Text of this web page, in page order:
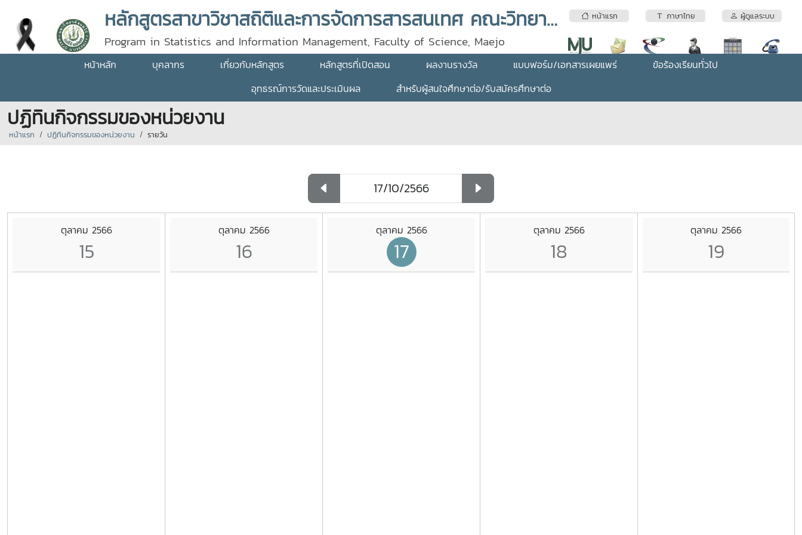
หน้าแรก ภาษาไทย ผู้ดูแลระบบ
หลักสูตรสาขาวิชาสถิติและการจัดการสารสนเทศ คณะวิทยาศาสตร์ มหาวิทยาลัยแม่โจ้
Program in Statistics and Information Management, Faculty of Science, Maejo
University
หน้าหลัก บุคลากร เกี่ยวกับหลักสูตร หลักสูตรที่เปิดสอน ผลงานรางวัล แบบฟอร์ม/เอกสารเผยแพร่
ข้อร้องเรียนทั่วไป
อุทธรณ์การวัดและประเมินผล
สำหรับผู้สนใจศึกษาต่อ/รับสมัครศึกษาต่อ
ปฏิทินกิจกรรมของหน่วยงาน
หน้าแรก ปฏิทินกิจกรรมของหน่วยงาน รายวัน
ตุลาคม 2566
15
ตุลาคม 2566
16
ตุลาคม 2566
17
ตุลาคม 2566
18
ตุลาคม 2566
19